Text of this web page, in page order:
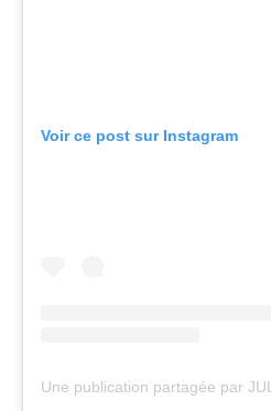
Voir ce post sur Instagram
Une publication partagée par